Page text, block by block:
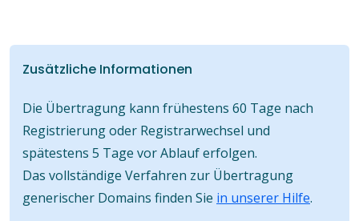
Zusätzliche Informationen
Die Übertragung kann frühestens 60 Tage nach
Registrierung oder Registrarwechsel und
spätestens 5 Tage vor Ablauf erfolgen.
Das vollständige Verfahren zur Übertragung
generischer Domains finden Sie in unserer Hilfe.